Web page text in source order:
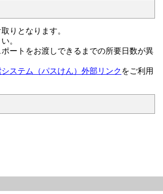
りとなります。
。
ートをお渡しできるまでの所要日数が異
ステム（パスけん）外部リンク をご利用